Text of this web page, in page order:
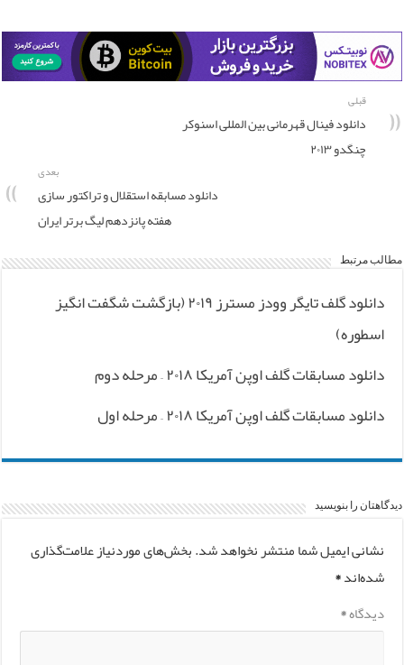
قبلی
دانلود فینال قهرمانی بین المللی اسنوکر
چنگدو ۲۰۱۳
بعدی
دانلود مسابقه استقلال و تراکتور سازی
هفته پانزدهم لیگ برتر ایران
مطالب مرتبط
دانلود گلف تایگر وودز مسترز ۲۰۱۹ (بازگشت شگفت انگیز
اسطوره)
دانلود مسابقات گلف اوپن آمریکا ۲۰۱۸ – مرحله دوم
دانلود مسابقات گلف اوپن آمریکا ۲۰۱۸ – مرحله اول
دیدگاهتان را بنویسید
نشانی ایمیل شما منتشر نخواهد شد.بخش‌های موردنیاز علامت‌گذاری
شده‌اند*
دیدگاه*